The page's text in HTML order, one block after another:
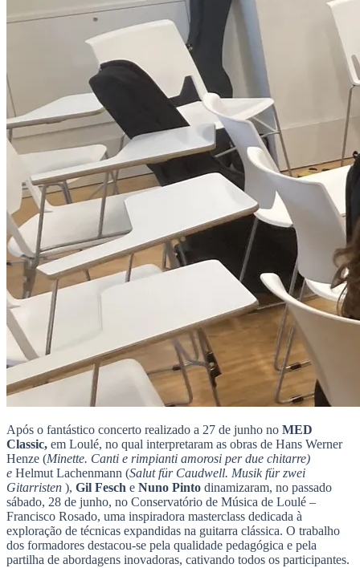
Após o fantástico concerto realizado a 27 de junho no MED
Classic, em Loulé, no qual interpretaram as obras de Hans Werner
Henze (Minette. Canti e rimpianti amorosi per due chitarre)
e Helmut Lachenmann (Salut für Caudwell. Musik für zwei
Gitarristen ), Gil Fesch e Nuno Pinto dinamizaram, no passado
sábado, 28 de junho, no Conservatório de Música de Loulé –
Francisco Rosado, uma inspiradora masterclass dedicada à
exploração de técnicas expandidas na guitarra clássica. O trabalho
dos formadores destacou-se pela qualidade pedagógica e pela
partilha de abordagens inovadoras, cativando todos os participantes.